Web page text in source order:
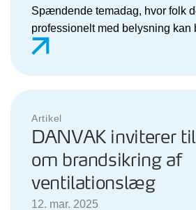
Spændende temadag, hvor folk
professionelt med belysning kan
Artikel
DANVAK inviterer
om brandsikring af
ventilationslæg
12. mar. 2025